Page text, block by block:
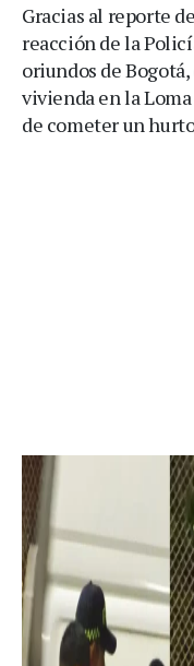
Gracias al reporte
reacción de la
oriundos de
vivienda en la
de cometer un